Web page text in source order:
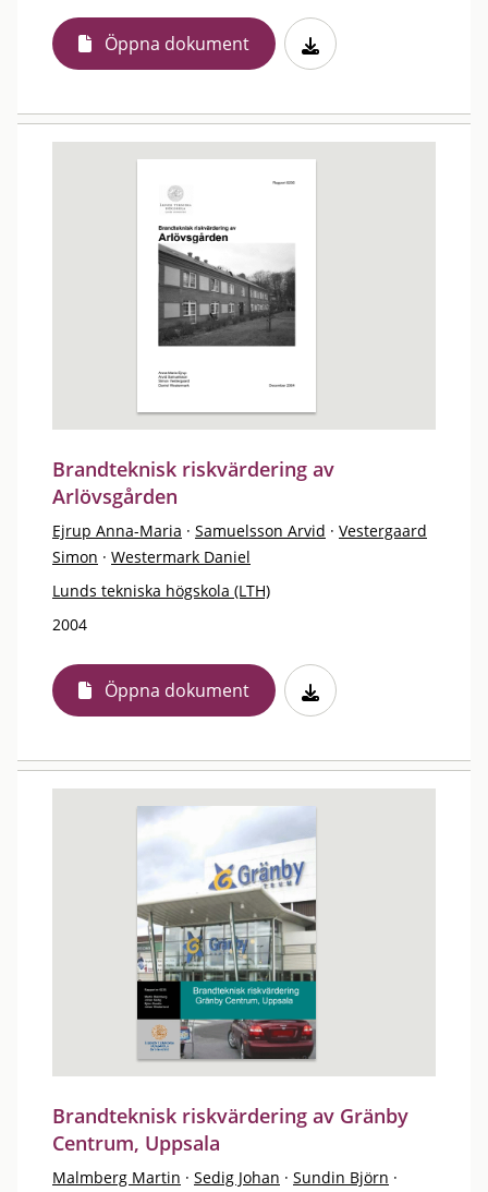
Öppna dokument
Brandteknisk riskvärdering av
Arlövsgården
Ejrup Anna-Maria · Samuelsson Arvid · Vestergaard
Simon · Westermark Daniel
Lunds tekniska högskola (LTH)
2004
Öppna dokument
Brandteknisk riskvärdering av Gränby
Centrum, Uppsala
Malmberg Martin · Sedig Johan · Sundin Björn ·